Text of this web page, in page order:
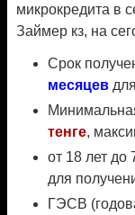
микрокредита в
Займер кз, на
Срок
месяцев
тенге,
от 18 лет до
для
ГЭСВ